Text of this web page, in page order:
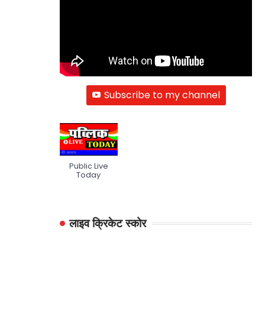
Subscribe to my channel
Public Live
Today
लाइव क्रिकेट स्कोर